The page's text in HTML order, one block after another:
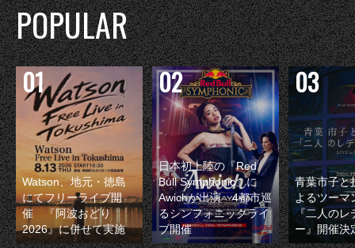
POPULAR
Watson、地元・徳島
にてフリーライブ開
催 『阿波おどり
2026』に併せて実施
日本初上陸の『Red
Bull Symphonic』に
Awichが出演 4都市巡
るシンフォニックライ
ブ開催
青葉市子と
よるツーマ
『二人のレ
ー』開催決